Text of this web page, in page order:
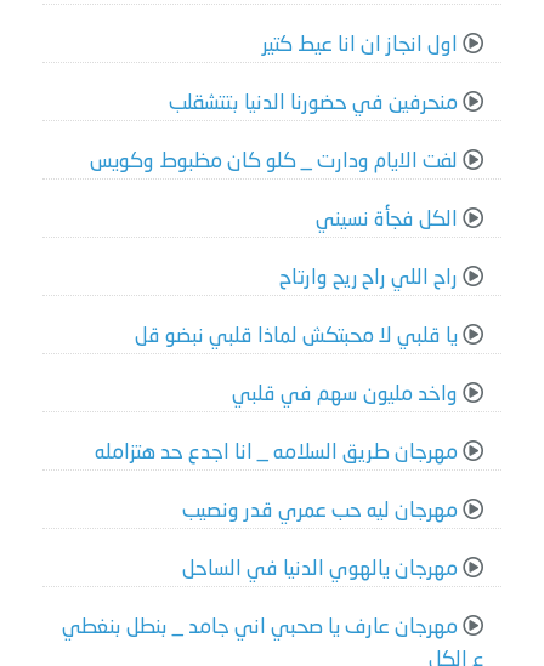
اول انجاز ان انا عيط كتير
منحرفين في حضورنا الدنيا بتتشقلب
لفت الايام ودارت _ كلو كان مظبوط وكويس
الكل فجأة نسيني
راح اللي راح ريح وارتاح
يا قلبي لا محبتكش لماذا قلبي نبضو قل
واخد مليون سهم في قلبي
مهرجان طريق السلامه _ انا اجدع حد هتزامله
مهرجان ليه حب عمري قدر ونصيب
مهرجان يالهوي الدنيا في الساحل
مهرجان عارف يا صحبي اني جامد _ بنطل بنغطي
ع الكل